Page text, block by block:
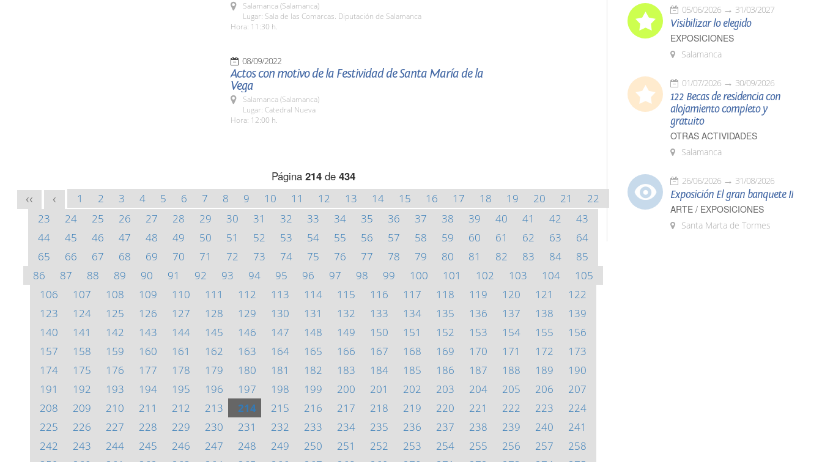
Salamanca (Salamanca)
Lugar: Sala de las Comarcas. Diputación de Salamanca
Hora: 11:30 h.
08/09/2022
Actos con motivo de la Festividad de Santa María de la
Vega
Salamanca (Salamanca)
Lugar: Catedral Nueva
Hora: 12:00 h.
Página 214de 434
<< < 1 2 3 4 5 6 7 8 9 10 11 12 13 14 15 16 17 18 19 20 21
22
23
24 25 26 27 28 29 30 31 32 33 34 35 36 37 38 39 40 41 42
43
44
45 46 47 48 49 50 51 52 53 54 55 56 57 58 59 60 61 62 63
64
65
66 67 68 69 70 71 72 73 74 75 76 77 78 79 80 81 82 83 84
85
86
87 88 89 90 91 92 93 94 95 96 97 98 99 100 101 102 103 104
105
106
107 108 109 110 111 112 113 114 115 116 117 118 119 120 121
122
123
124 125 126 127 128 129 130 131 132 133 134 135 136 137 138
139
140
141 142 143 144 145 146 147 148 149 150 151 152 153 154 155
156
157
158 159 160 161 162 163 164 165 166 167 168 169 170 171 172
173
174
175 176 177 178 179 180 181 182 183 184 185 186 187 188 189
190
191
192 193 194 195 196 197 198 199 200 201 202 203 204 205 206
207
208
209 210 211 212 213 214 215 216 217 218 219 220 221 222 223
224
225
226 227 228 229 230 231 232 233 234 235 236 237 238 239 240
241
242
243 244 245 246 247 248 249 250 251 252 253 254 255 256 257
258
05/06/2026 31/03/2027
Visibilizar lo elegido
EXPOSICIONES
Salamanca
01/07/2026 30/09/2026
122 Becas de residencia con
alojamiento completo y
gratuito
OTRAS ACTIVIDADES
Salamanca
26/06/2026 31/08/2026
Exposición El gran banquete II
ARTE / EXPOSICIONES
Santa Marta de Tormes